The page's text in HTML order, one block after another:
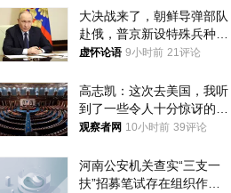
大决战来了，朝鲜导弹部队
赴俄，普京新设特殊兵种，
76岁老将扛旗
虚怀论语 9小时前 21评论
高志凯：这次去美国，我听
到了一些令人十分惊讶的消
息
观察者网 10小时前 39评论
河南公安机关查实“三支一
扶”招募笔试存在组织作弊